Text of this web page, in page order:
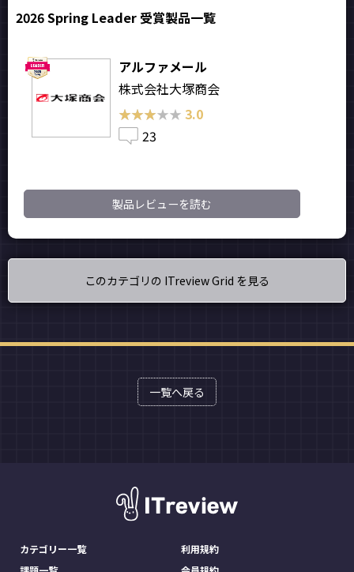
2026 Spring Leader 受賞製品一覧
アルファメール
株式会社大塚商会
★★★★★
★★★★★ 3.0
23
製品レビューを読む
このカテゴリの ITreview Grid を見る
一覧へ戻る
カテゴリー一覧
利用規約